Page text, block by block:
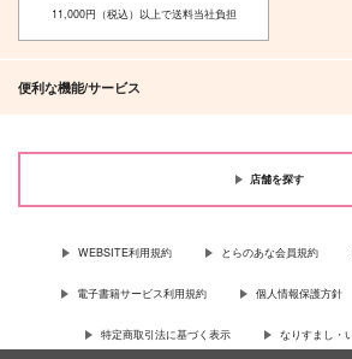
11,000円（税込）以上で送料当社負担
便利な機能/サービス
店舗を探す
WEBSITE利用規約 とらのあな会員規約
電子書籍サービス利用規約 個人情報保護方針
特定商取引法に基づく表示 なりすまし・